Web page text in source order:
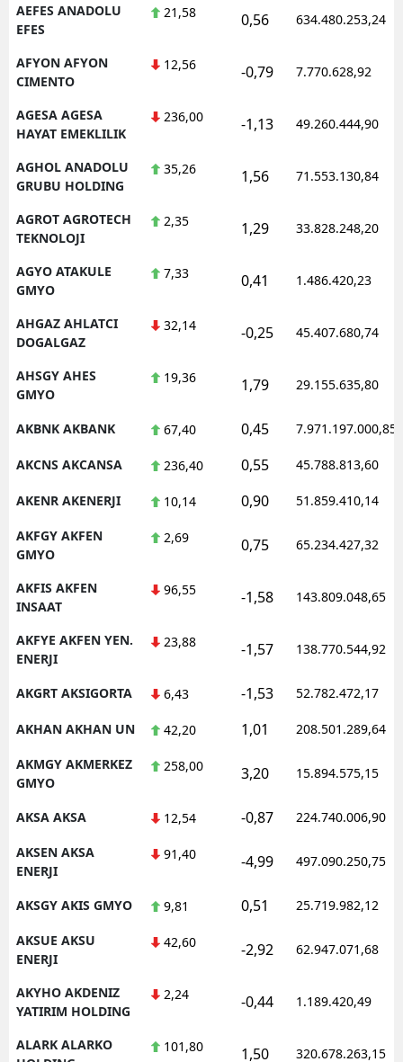
AEFES ANADOLU
EFES
21,58 0,56 634.480.253,24
AFYON AFYON
CIMENTO
12,56 -0,79 7.770.628,92
AGESA AGESA
HAYAT EMEKLILIK
236,00 -1,13 49.260.444,90
AGHOL ANADOLU
GRUBU HOLDING
35,26 1,56 71.553.130,84
AGROT AGROTECH
TEKNOLOJI
2,35 1,29 33.828.248,20
AGYO ATAKULE
GMYO
7,33 0,41 1.486.420,23
AHGAZ AHLATCI
DOGALGAZ
32,14 -0,25 45.407.680,74
AHSGY AHES
GMYO
19,36 1,79 29.155.635,80
AKBNK AKBANK 67,40 0,45 7.971.197.000,85
AKCNS AKCANSA 236,40 0,55 45.788.813,60
AKENR AKENERJI 10,14 0,90 51.859.410,14
AKFGY AKFEN
GMYO
2,69 0,75 65.234.427,32
AKFIS AKFEN
INSAAT
96,55 -1,58 143.809.048,65
AKFYE AKFEN YEN.
ENERJI
23,88 -1,57 138.770.544,92
AKGRT AKSIGORTA 6,43 -1,53 52.782.472,17
AKHAN AKHAN UN 42,20 1,01 208.501.289,64
AKMGY AKMERKEZ
GMYO
258,00 3,20 15.894.575,15
AKSA AKSA 12,54 -0,87 224.740.006,90
AKSEN AKSA
ENERJI
91,40 -4,99 497.090.250,75
AKSGY AKIS GMYO 9,81 0,51 25.719.982,12
AKSUE AKSU
ENERJI
42,60 -2,92 62.947.071,68
AKYHO AKDENIZ
YATIRIM HOLDING
2,24 -0,44 1.189.420,49
ALARK ALARKO
101,80 1,50 320.678.263,15